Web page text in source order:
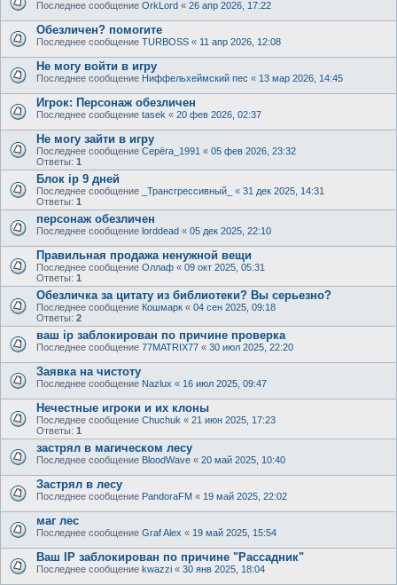
Последнее сообщение OrkLord « 26 апр 2026, 17:22
Обезличен? помогите
Последнее сообщение TURBOSS « 11 апр 2026, 12:08
Не могу войти в игру
Последнее сообщение Ниффельхеймский пес « 13 мар 2026, 14:45
Игрок: Персонаж обезличен
Последнее сообщение tasek « 20 фев 2026, 02:37
Не могу зайти в игру
Последнее сообщение Серёга_1991 « 05 фев 2026, 23:32
Ответы: 1
Блок ip 9 дней
Последнее сообщение _Трансгрессивный_ « 31 дек 2025, 14:31
Ответы: 1
персонаж обезличен
Последнее сообщение lorddead « 05 дек 2025, 22:10
Правильная продажа ненужной вещи
Последнее сообщение Оллаф « 09 окт 2025, 05:31
Ответы: 1
Обезличка за цитату из библиотеки? Вы серьезно?
Последнее сообщение Кошмарк « 04 сен 2025, 09:18
Ответы: 2
ваш ip заблокирован по причине проверка
Последнее сообщение 77MATRIX77 « 30 июл 2025, 22:20
Заявка на чистоту
Последнее сообщение Nazlux « 16 июл 2025, 09:47
Нечестные игроки и их клоны
Последнее сообщение Chuchuk « 21 июн 2025, 17:23
Ответы: 1
застрял в магическом лесу
Последнее сообщение BloodWave « 20 май 2025, 10:40
Застрял в лесу
Последнее сообщение PandoraFM « 19 май 2025, 22:02
маг лес
Последнее сообщение Graf Alex « 19 май 2025, 15:54
Ваш IP заблокирован по причине "Рассадник"
Последнее сообщение kwazzi « 30 янв 2025, 18:04